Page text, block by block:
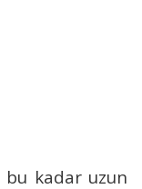
bu kadar uzun